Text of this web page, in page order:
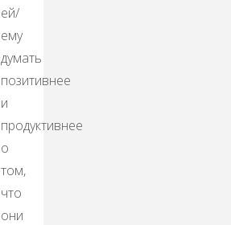
ей/
ему
думать
позитивнее
и
продуктивнее
о
том,
что
они